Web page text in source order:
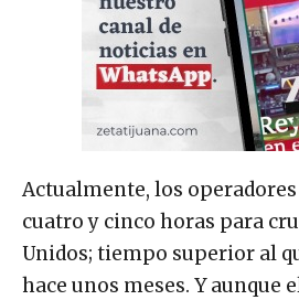
Actualmente, los
cuatro y cinco horas para
Unidos; tiempo superior al
hace unos meses. Y aunque